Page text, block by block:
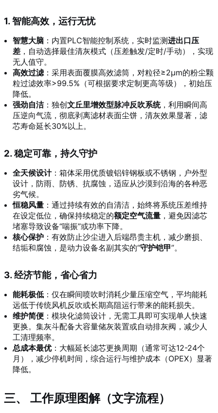
1. 智能高效，运行无忧
智慧大脑 ：内置PLC智能控制系统，实时监测进出口压
差 ，自动选择最佳清灰模式（压差触发/定时/手动），实现
无人值守。
高效过滤 ：采用表面覆膜高效滤筒，对粒径≥2μm的粉尘颗
粒过滤效率>99.5%（可根据要求定制更高等级），初始压
降低。
强劲自洁：独创文丘里增效型脉冲反吹系统，利用瞬间高
压逆向气流，彻底剥离滤材表面尘饼，清灰效果显著，滤
芯寿命延长30%以上。
2. 稳定可靠，持久守护
全天候设计：箱体采用优质镀铝锌钢板或不锈钢，户外型
设计，防雨、防锈、抗腐蚀，适应从沙漠到沿海的各种恶
劣气候。
恒稳风量 ：通过持续有效的自清洁，始终将系统压差维持
在设定低位，确保持续稳定的额定空气流量 ，避免因滤芯
堵塞导致设备“喘振”或功率下降。
核心保护 ：有效防止沙尘进入后端昂贵主机，减少磨损、
结垢和腐蚀，是动力设备名副其实的“守护铠甲”。
3. 经济节能，省心省力
能耗极低 ：仅在瞬间喷吹时消耗少量压缩空气，平均能耗
远低于传统风机反吹或长期高阻运行带来的能耗损失。
维护简便 ：模块化滤筒设计，无需工具即可实现单人快速
更换。集灰斗配备大容量储灰装置或自动排灰阀，减少人
工清理频率。
总成本最优：大幅延长滤芯更换周期（通常可达12-24个
月），减少停机时间，综合运行与维护成本（OPEX）显著
降低。
三、 工作原理图解（文字流程）